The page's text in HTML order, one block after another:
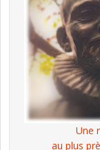
Une
au plus